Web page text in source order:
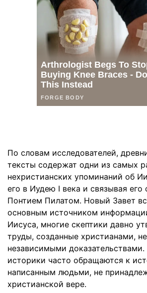
По словам исследователей,
тексты содержат одни из самых
нехристианских упоминаний об
его в Иудею I века и связывая его
Понтием Пилатом. Новый Завет
основным источником
Иисуса, многие скептики давно
труды, созданные христианами,
независимыми
историки часто обращаются к
написанным людьми, не
христианской вере.